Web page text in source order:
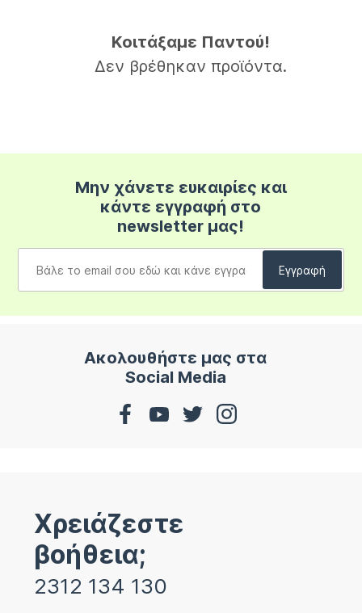
Κοιτάξαμε Παντού!
Δεν βρέθηκαν προϊόντα.
Μην χάνετε ευκαιρίες και
κάντε εγγραφή στο
newsletter μας!
Ακολουθήστε μας στα
Social Media
Χρειάζεστε
βοήθεια;
2312 134 130